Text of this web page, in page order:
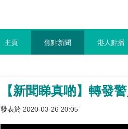
主頁 焦點新聞 港人點播
【新聞睇真啲】轉發
發表於 2020-03-26 20:05